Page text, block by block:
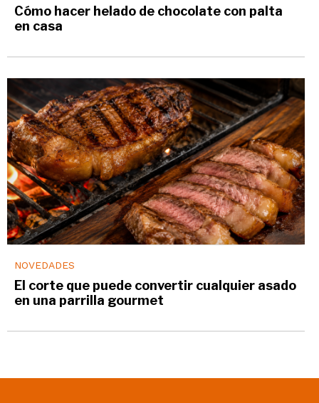
Cómo hacer helado de chocolate con palta
en casa
NOVEDADES
El corte que puede convertir cualquier asado
en una parrilla gourmet